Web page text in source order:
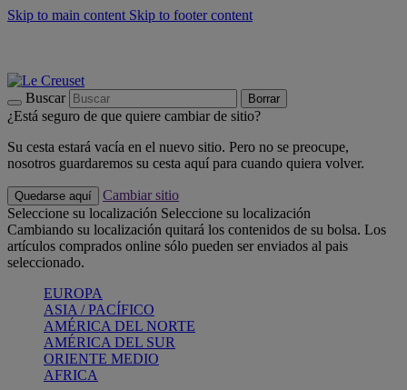
Skip to main content Skip to footer content
Buscar Borrar
¿Está seguro de que quiere cambiar de sitio?
Su cesta estará vacía en el nuevo sitio. Pero no se preocupe,
nosotros guardaremos su cesta aquí para cuando quiera volver.
Quedarse aquí
Cambiar sitio
Seleccione su localización Seleccione su localización
Cambiando su localización quitará los contenidos de su bolsa. Los
artículos comprados online sólo pueden ser enviados al pais
seleccionado.
EUROPA
ASIA / PACÍFICO
AMÉRICA DEL NORTE
AMÉRICA DEL SUR
ORIENTE MEDIO
AFRICA